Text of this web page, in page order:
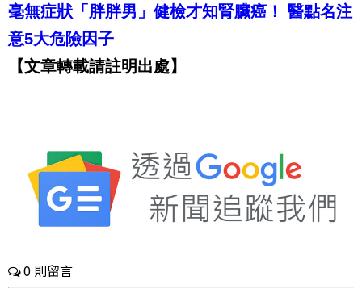
毫無症狀「胖胖男」健檢才知腎臟癌！ 醫點名注
意5大危險因子
【文章轉載請註明出處】